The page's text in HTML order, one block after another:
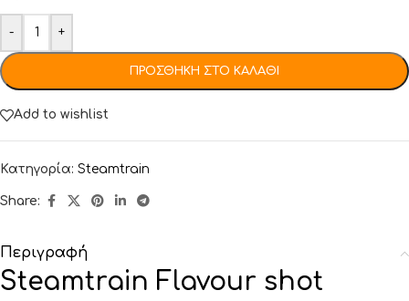
- +
ΠΡΟΣΘΉΚΗ ΣΤΟ ΚΑΛΆΘΙ
Add to wishlist
Κατηγορία: Steamtrain
Share:
Περιγραφή
Steamtrain Flavour shot